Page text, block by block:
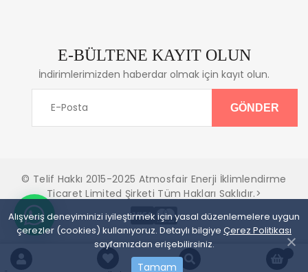
Alışveriş deneyiminizi iyileştirmek için yasal düzenlemelere uygun
çerezler (cookies) kullanıyoruz. Detaylı bilgiye Çerez Politikası
sayfamızdan erişebilirsiniz.
Tamam
E-BÜLTENE KAYIT OLUN
İndirimlerimizden haberdar olmak için kayıt olun.
© Telif Hakkı 2015-2025 Atmosfair Enerji İklimlendirme
Ticaret Limited Şirketi Tüm Hakları Saklıdır.>